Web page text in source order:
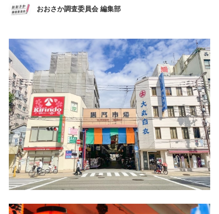
おおさか調査委員会 編集部